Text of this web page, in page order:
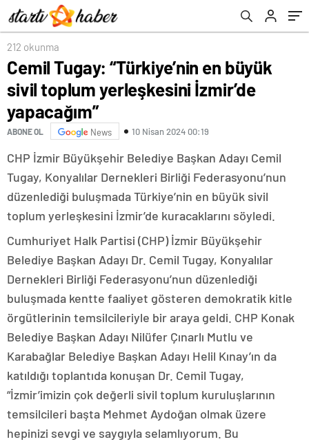
212 okunma
Cemil Tugay: “Türkiye’nin en büyük
sivil toplum yerleşkesini İzmir’de
yapacağım”
ABONE OL News 10 Nisan 2024 00:19
CHP İzmir Büyükşehir Belediye Başkan Adayı Cemil
Tugay, Konyalılar Dernekleri Birliği Federasyonu’nun
düzenlediği buluşmada Türkiye’nin en büyük sivil
toplum yerleşkesini İzmir’de kuracaklarını söyledi.
Cumhuriyet Halk Partisi (CHP) İzmir Büyükşehir
Belediye Başkan Adayı Dr. Cemil Tugay, Konyalılar
Dernekleri Birliği Federasyonu’nun düzenlediği
buluşmada kentte faaliyet gösteren demokratik kitle
örgütlerinin temsilcileriyle bir araya geldi. CHP Konak
Belediye Başkan Adayı Nilüfer Çınarlı Mutlu ve
Karabağlar Belediye Başkan Adayı Helil Kınay’ın da
katıldığı toplantıda konuşan Dr. Cemil Tugay,
“İzmir’imizin çok değerli sivil toplum kuruluşlarının
temsilcileri başta Mehmet Aydoğan olmak üzere
hepinizi sevgi ve saygıyla selamlıyorum. Bu